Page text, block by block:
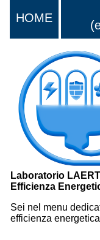
HOME
Laboratorio
Efficienza
Sei nel menu
efficienza